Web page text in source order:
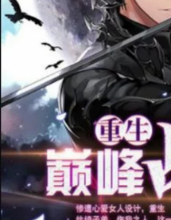
居家生活 3C家電
女裝 男裝
日本購物 電子/紙本書
HOT